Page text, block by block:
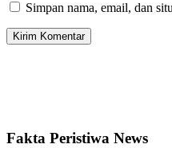
Simpan nama, email, dan
Fakta Peristiwa News